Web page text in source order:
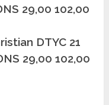
29,00 102,00
DTYC 21
29,00 102,00